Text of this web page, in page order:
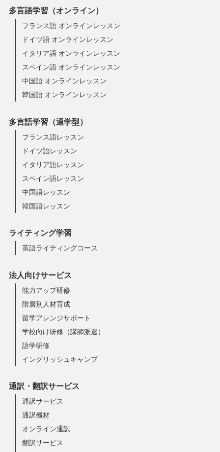
多言語学習（オンライン）
フランス語 オンラインレッスン
ドイツ語 オンラインレッスン
イタリア語 オンラインレッスン
スペイン語 オンラインレッスン
中国語 オンラインレッスン
韓国語 オンラインレッスン
多言語学習（通学型）
フランス語レッスン
ドイツ語レッスン
イタリア語レッスン
スペイン語レッスン
中国語レッスン
韓国語レッスン
ライティング学習
英語ライティングコース
法人向けサービス
能力アップ研修
階層別人材育成
留学アレンジサポート
学校向け研修（講師派遣）
語学研修
イングリッシュキャンプ
通訳・翻訳サービス
通訳サービス
通訳機材
オンライン通訳
翻訳サービス